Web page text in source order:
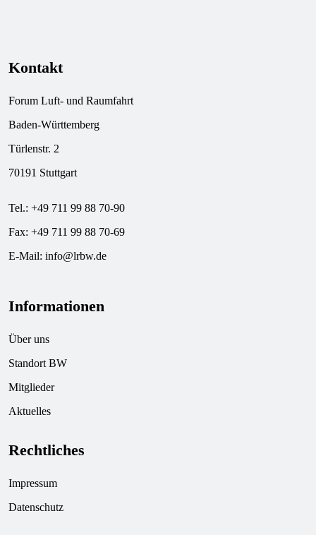
Kontakt
Forum Luft- und Raumfahrt
Baden-Württemberg
Türlenstr. 2
70191 Stuttgart
Tel.: +49 711 99 88 70-90
Fax: +49 711 99 88 70-69
E-Mail: info@lrbw.de
Informationen
Über uns
Standort BW
Mitglieder
Aktuelles
Rechtliches
Impressum
Datenschutz